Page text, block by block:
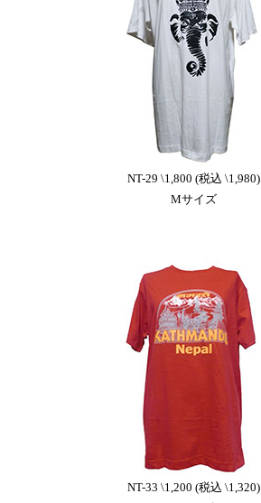
NT-29 \1,800 (税込 \1,980)
Mサイズ
NT-33 \1,200 (税込 \1,320)